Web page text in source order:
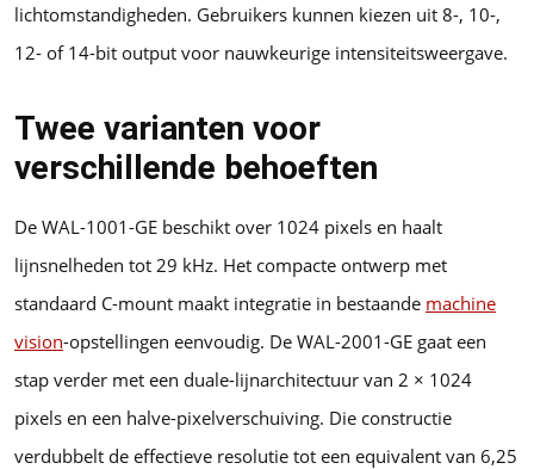
lichtomstandigheden. Gebruikers kunnen kiezen uit 8-, 10-,
12- of 14-bit output voor nauwkeurige intensiteitsweergave.
Twee varianten voor
verschillende behoeften
De WAL-1001-GE beschikt over 1024 pixels en haalt
lijnsnelheden tot 29 kHz. Het compacte ontwerp met
standaard C-mount maakt integratie in bestaande machine
vision-opstellingen eenvoudig. De WAL-2001-GE gaat een
stap verder met een duale-lijnarchitectuur van 2 × 1024
pixels en een halve-pixelverschuiving. Die constructie
verdubbelt de effectieve resolutie tot een equivalent van 6,25